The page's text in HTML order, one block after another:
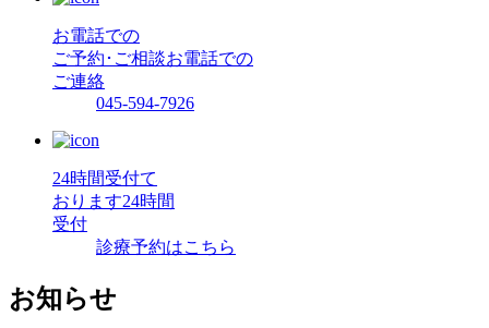
お電話での
ご予約･ご相談お電話での
ご連絡
045-594-7926
24時間受付て
おります24時間
受付
診療予約はこちら
お知らせ